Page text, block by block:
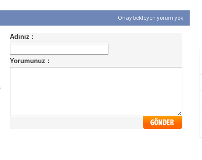
Onay bekleyen yorum yok.